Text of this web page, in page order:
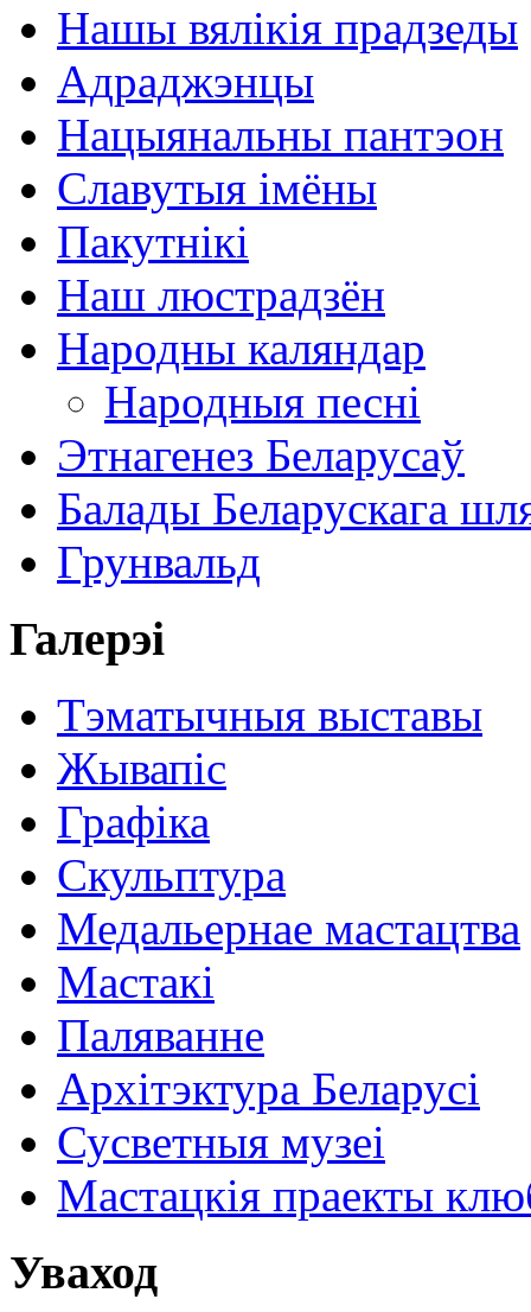
Нашы вялікія прадзеды
Адраджэнцы
Нацыянальны пантэон
Славутыя імёны
Пакутнікі
Наш люстрадзён
Народны каляндар
Народныя песні
Этнагенез Беларусаў
Балады Беларускага
Грунвальд
Галерэі
Тэматычныя выставы
Жывапіс
Графіка
Скульптура
Медальернае мастацтва
Мастакі
Паляванне
Архітэктура Беларусі
Сусветныя музеі
Мастацкія праекты
Уваход